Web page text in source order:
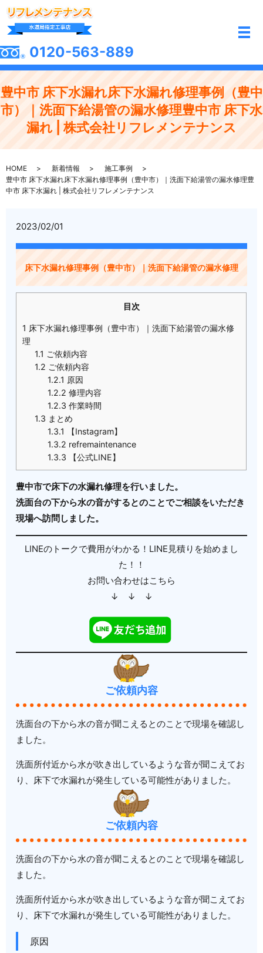
0120-563-889
メ
豊中市 床下水漏れ床下水漏れ修理事例（豊中
市）｜洗面下給湯管の漏水修理豊中市 床下水
漏れ | 株式会社リフレメンテナンス
HOME 新着情報
施工事例
豊中市 床下水漏れ床下水漏れ修理事例（豊中市）｜洗面下給湯管の漏水修理豊
中市 床下水漏れ | 株式会社リフレメンテナンス
2023/02/01
床下水漏れ修理事例（豊中市）｜洗面下給湯管の漏水修理
目次
1 床下水漏れ修理事例（豊中市）｜洗面下給湯管の漏水修
理
1.1 ご依頼内容
1.2 ご依頼内容
1.2.1 原因
1.2.2 修理内容
1.2.3 作業時間
1.3 まとめ
1.3.1
【Instagram】
1.3.2 refremaintenance
1.3.3 【公式LINE】
豊中市で床下の水漏れ修理を行いました。
洗面台の下から水の音がするとのことでご相談をいただき
現場へ訪問しました。
LINEのトークで費用がわかる！LINE見積りを始めまし
た！！
お問い合わせはこちら
↓ ↓ ↓
ご依頼内容
洗面台の下から水の音が聞こえるとのことで現場を確認し
ました。
洗面所付近から水が吹き出しているような音が聞こえてお
り、床下で水漏れが発生している可能性がありました。
ご依頼内容
洗面台の下から水の音が聞こえるとのことで現場を確認し
ました。
洗面所付近から水が吹き出しているような音が聞こえてお
り、床下で水漏れが発生している可能性がありました。
原因